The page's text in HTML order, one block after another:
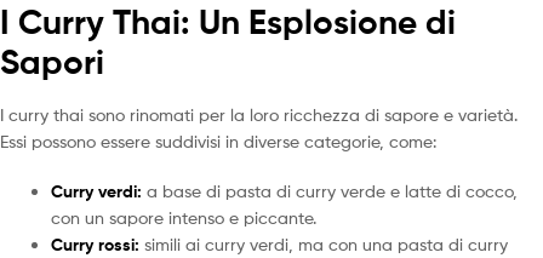
I Curry Thai: Un Esplosione di
Sapori
I curry thai sono rinomati per la loro ricchezza di sapore e varietà.
Essi possono essere suddivisi in diverse categorie, come:
Curry verdi: a base di pasta di curry verde e latte di cocco,
con un sapore intenso e piccante.
Curry rossi: simili ai curry verdi, ma con una pasta di curry